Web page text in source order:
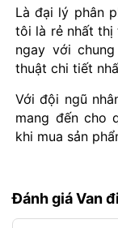
Là đại lý phân
tôi là rẻ nhất thị
ngay với
thuật chi tiết
Với đội ngũ
mang đến cho
khi mua sản
Đánh giá Van